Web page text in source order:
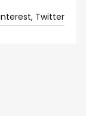
Twitter